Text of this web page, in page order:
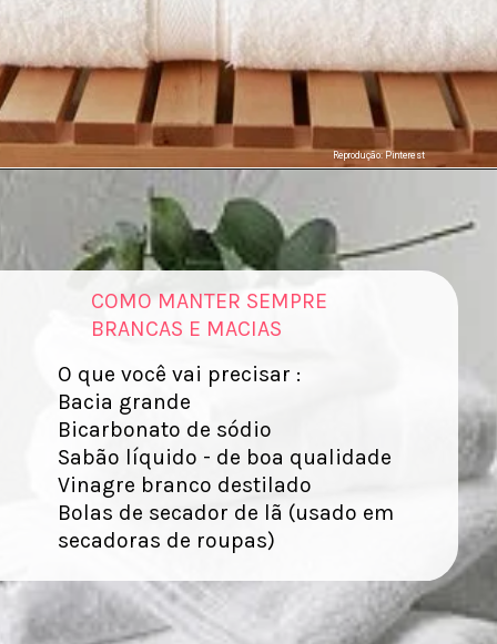
Reprodução: Pinterest
COMO MANTER SEMPRE
BRANCAS E MACIAS
O que você vai precisar :
Bacia grande
Bicarbonato de sódio
Sabão líquido - de boa qualidade
Vinagre branco destilado
Bolas de secador de lã (usado em
secadoras de roupas)